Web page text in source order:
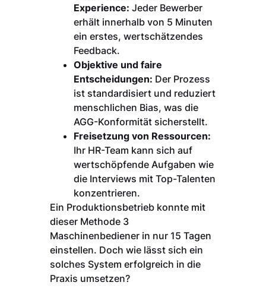
Experience: Jeder Bewerber
erhält innerhalb von 5 Minuten
ein erstes, wertschätzendes
Feedback.
Objektive und faire
Entscheidungen: Der Prozess
ist standardisiert und reduziert
menschlichen Bias, was die
AGG-Konformität sicherstellt.
Freisetzung von Ressourcen:
Ihr HR-Team kann sich auf
wertschöpfende Aufgaben wie
die Interviews mit Top-Talenten
konzentrieren.
Ein Produktionsbetrieb konnte mit
dieser Methode 3
Maschinenbediener in nur 15 Tagen
einstellen. Doch wie lässt sich ein
solches System erfolgreich in die
Praxis umsetzen?